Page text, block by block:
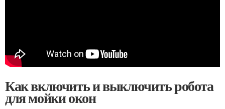
Как включить и выключить робота
для мойки окон